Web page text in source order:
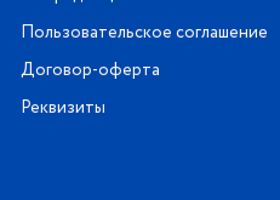
Пользовательское соглашение
Договор-оферта
Реквизиты